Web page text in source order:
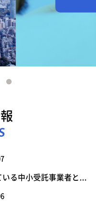
る中小受託事業者と...